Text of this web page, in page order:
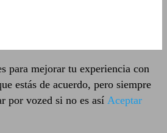
para mejorar tu experiencia con
estás de acuerdo, pero siempre
por vozed si no es así Aceptar